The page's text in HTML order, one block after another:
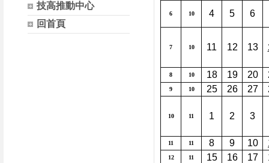
技高推動中心
回首頁
6 10 4 5 6
7 10 11 12 13
8 10 18 19 20
9 10 25 26 27
10 11 1 2 3
11 11 8 9 10
12 11 15 16 17